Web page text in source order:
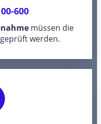
600
müssen die
werden.